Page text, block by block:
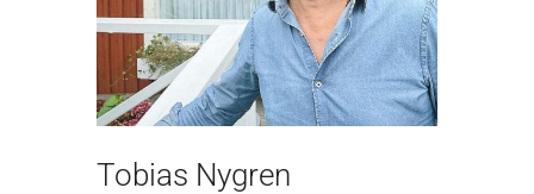
Tobias Nygren